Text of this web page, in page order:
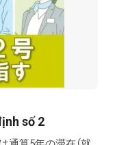
số 2